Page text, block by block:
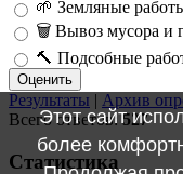
🌱 Земляные
🗑️ Вывоз мусора и
🔨 Подсобные
Результаты | Архив
Всего ответов:527
Статистика
Этот сайт
более